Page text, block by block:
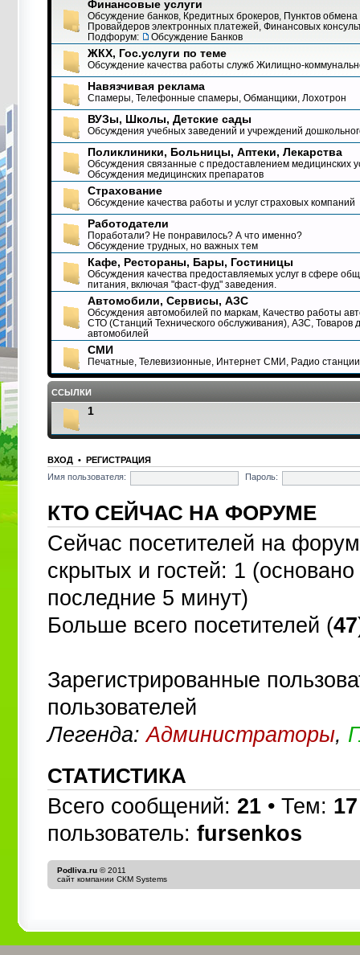
Финансовые услуги
Обсуждение банков, Кредитных брокеров, Пунктов обмена
Провайдеров электронных платежей, Финансовых
Подфорум:
Обсуждение Банков
ЖКХ, Гос.услуги по теме
Обсуждение качества работы служб Жилищно-
Навязчивая реклама
Спамеры, Телефонные спамеры, Обманщики, Лохотрон
ВУЗы, Школы, Детские сады
Обсуждения учебных заведений и учреждений
Поликлиники, Больницы, Аптеки, Лекарства
Обсуждения связанные с предоставлением медицинских
Обсуждения медицинских препаратов
Страхование
Обсуждение качества работы и услуг страховых компаний
Работодатели
Поработали? Не понравилось? А что именно?
Обсуждение трудных, но важных тем
Кафе, Рестораны, Бары, Гостиницы
Обсуждения качества предоставляемых услуг в сфере
питания, включая "фаст-фуд" заведения.
Автомобили, Сервисы, АЗС
Обсуждения автомобилей по маркам, Качество работы
СТО (Станций Технического обслуживания), АЗС, Товаров
автомобилей
СМИ
Печатные, Телевизионные, Интернет СМИ, Радио станции
ССЫЛКИ
1
ВХОД • РЕГИСТРАЦИЯ
Имя пользователя:
Пароль:
КТО СЕЙЧАС НА ФОРУМЕ
Сейчас посетителей на
скрытых и гостей: 1
последние 5 минут)
Больше всего посетителей (47
Зарегистрированные
пользователей
Легенда:Администраторы,
СТАТИСТИКА
Всего сообщений: 21 • Тем: 17
пользователь: fursenkos
Podliva.ru © 2011
сайт компании СКМ Systems